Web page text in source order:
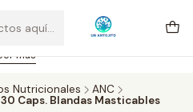
las 14 hrs. Envío GRATIS mismo
por compras desde CLP 39.900.
domingos hasta 14 hrs.
más
Nutricionales
ANC
Caps. Blandas Masticables